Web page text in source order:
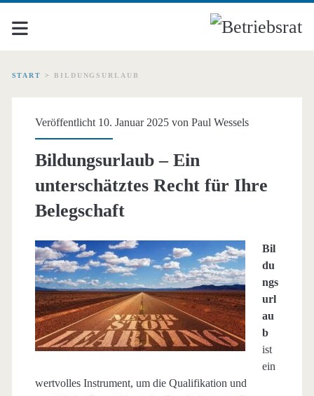
START > BILDUNGSURLAUB
Schlagwort:
<span>Bildungsurlaub</
Veröffentlicht 10. Januar 2025 von Paul Wessels
Bildungsurlaub – Ein
unterschätztes Recht für Ihre
Belegschaft
Bil
du
ngs
url
au
b
ist
ein
wertvolles Instrument, um die Qualifikation und